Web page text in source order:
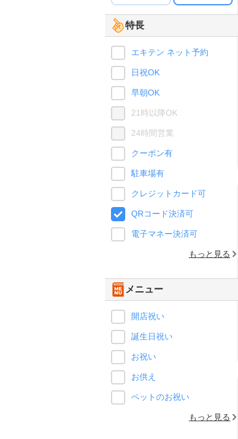
特長
エキテン ネット予約
日祝OK
早朝OK
21時以降OK
24時間営業
クーポン有
駐車場有
クレジットカード可
QRコード決済可
電子マネー決済可
もっと見る
メニュー
開店祝い
誕生日祝い
お祝い
お供え
ペットのお祝い
もっと見る